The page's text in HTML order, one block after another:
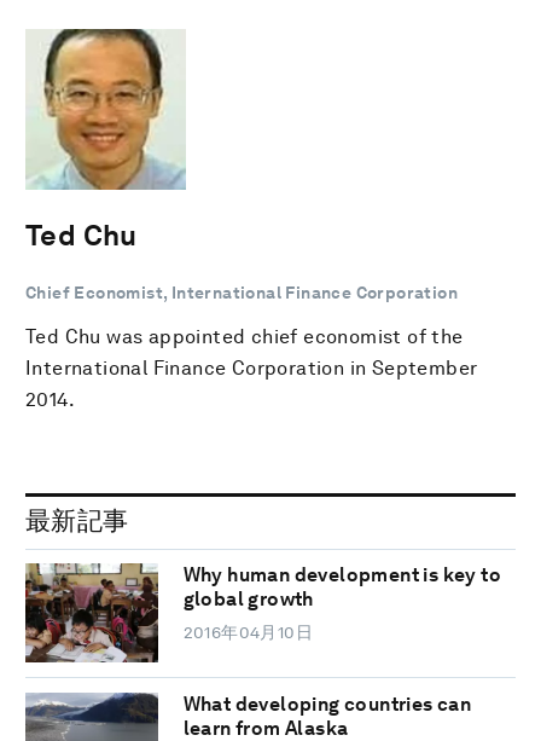
Ted Chu
Chief Economist, International Finance Corporation
Ted Chu was appointed chief economist of the
International Finance Corporation in September
2014.
最新記事
Why human development is key to
global growth
2016年04月10日
What developing countries can
learn from Alaska